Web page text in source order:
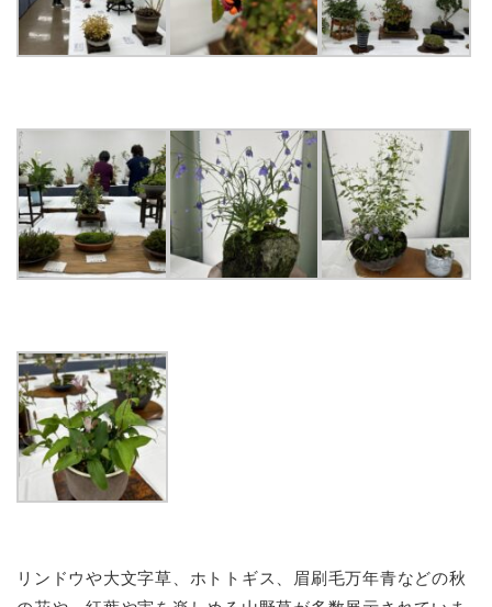
リンドウや大文字草、ホトトギス、眉刷毛万年青などの秋